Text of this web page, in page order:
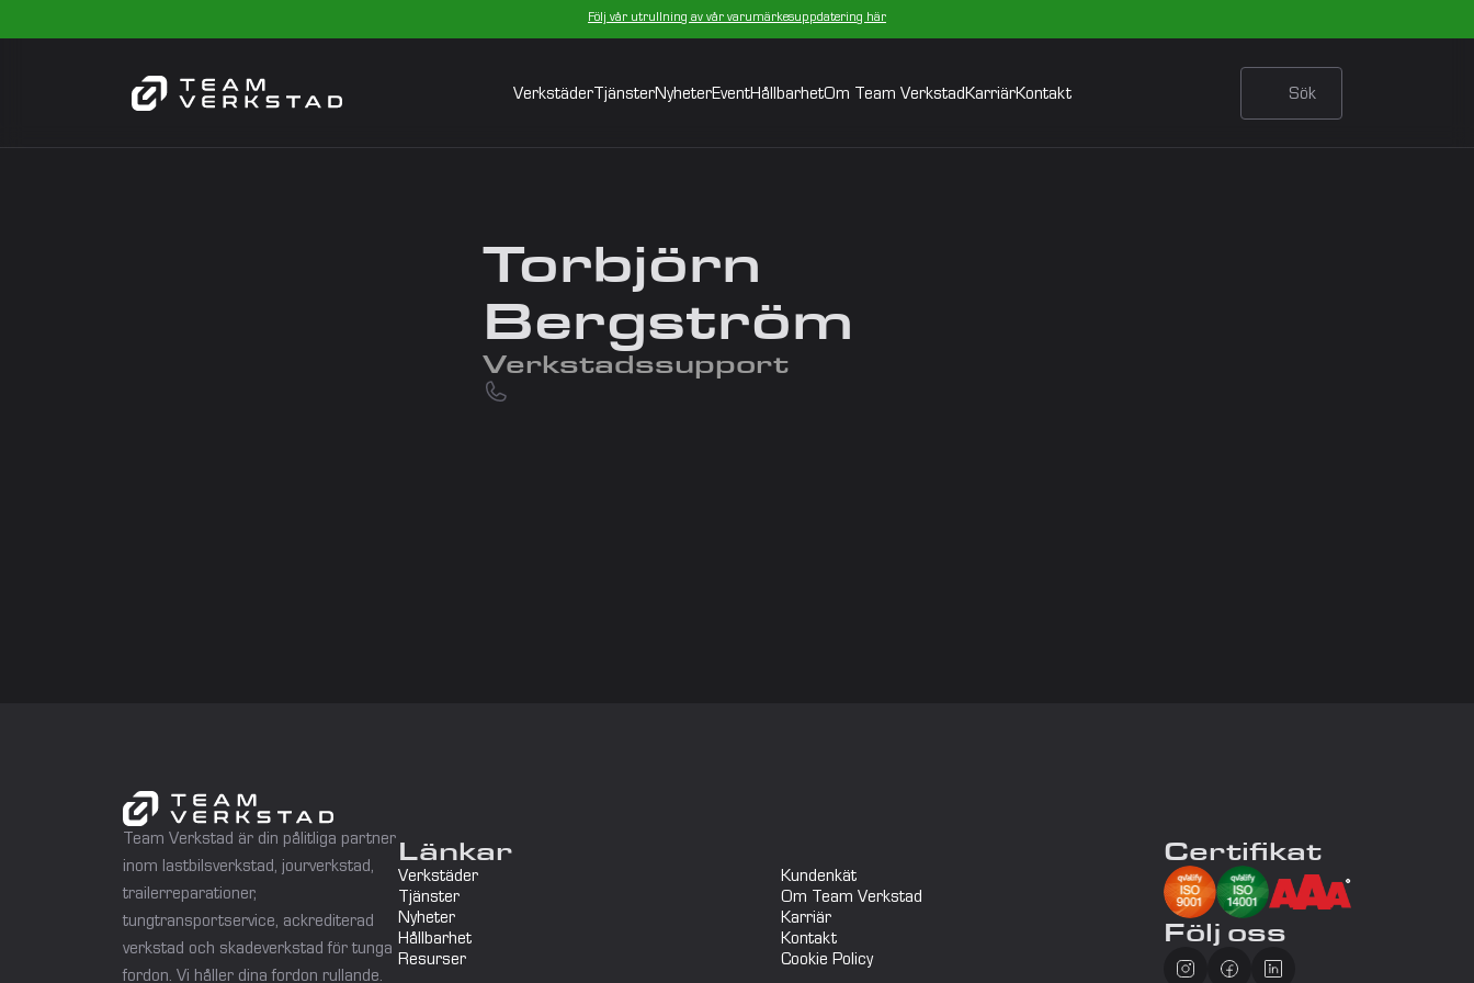
Följ vår utrullning av vår varumärkesuppdatering här
VerkstäderTjänsterNyheterEventHållbarhetOm Team VerkstadKarriärKontakt Sök
Torbjörn
Bergström
Verkstadssupport
Team Verkstad är din pålitliga partner
inom lastbilsverkstad, jourverkstad,
trailerreparationer,
tungtransportservice, ackrediterad
verkstad och skadeverkstad för tunga
fordon. Vi håller dina fordon rullande.
Länkar
Verkstäder
Tjänster
Nyheter
Hållbarhet
Resurser
Kundenkät
Om Team Verkstad
Karriär
Kontakt
Cookie Policy
Certifikat
Följ oss